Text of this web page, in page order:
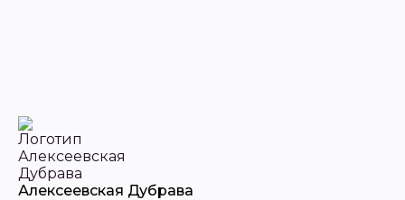
Алексеевская Дубрава